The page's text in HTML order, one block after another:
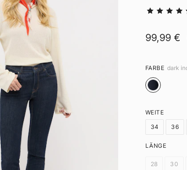
99,99 €
FARBE dark
WEITE
34
36
LÄNGE
28 30